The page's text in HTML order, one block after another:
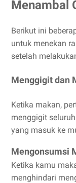
Menambal
Berikut ini
untuk menekan
setelah
Menggigit dan
Ketika makan,
menggigit
yang masuk ke
Mengonsumsi
Ketika kamu
menghindari